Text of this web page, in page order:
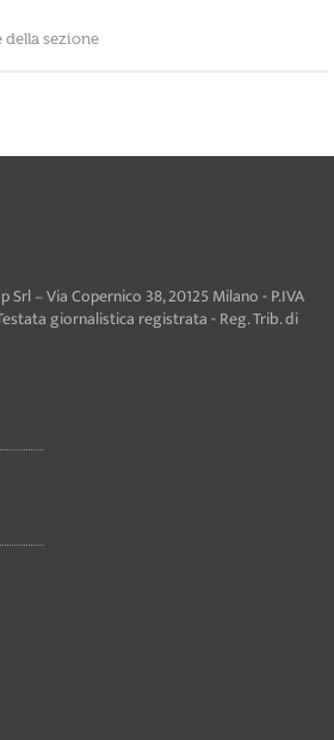
sezione
– Via Copernico 38, 20125 Milano - P.IVA
giornalistica registrata - Reg. Trib. di